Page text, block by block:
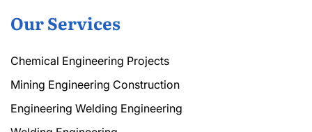
Our Services
Chemical Engineering Projects
Mining Engineering Construction
Engineering Welding Engineering